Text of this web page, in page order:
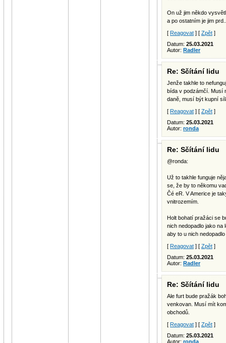
On už jim někdo
a po ostatním je jim
[ Reagovat ] [ Zpět ]
Datum: 25.03.2021
Autor: Radler
Re: Sčítání lidu
Jenže takhle to
bída v podzámčí. Musí
daně, musí být kupní
[ Reagovat ] [ Zpět ]
Datum: 25.03.2021
Autor: ronda
Re: Sčítání lidu
@ronda:
Už to takhle funguje
se, že by to někomu
Čé eR. V Americe je
vnitrozemím.
Holt bohatí pražáci se
nich nedopadlo jako na
aby to u nich
[ Reagovat ] [ Zpět ]
Datum: 25.03.2021
Autor: Radler
Re: Sčítání lidu
Ale furt bude pražák
venkovan. Musí mít
obchodů.
[ Reagovat ] [ Zpět ]
Datum: 25.03.2021
Autor: ronda